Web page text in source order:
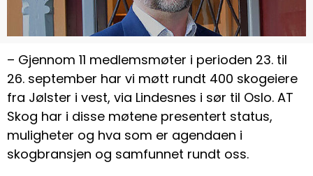
– Gjennom 11 medlemsmøter i perioden 23. til
26. september har vi møtt rundt 400 skogeiere
fra Jølster i vest, via Lindesnes i sør til Oslo. AT
Skog har i disse møtene presentert status,
muligheter og hva som er agendaen i
skogbransjen og samfunnet rundt oss.